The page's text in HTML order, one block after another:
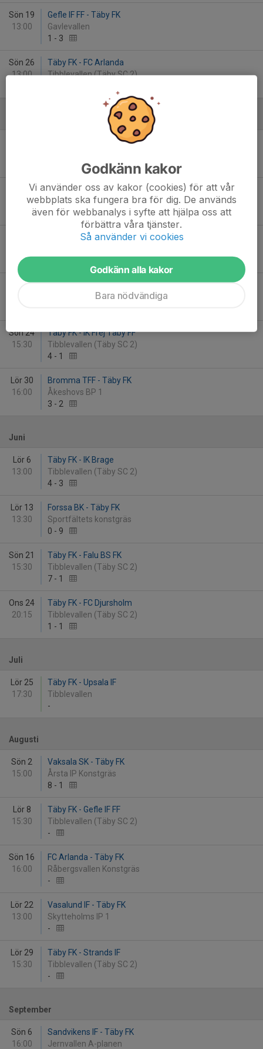
Sön 19
13:00
Gefle IF FF - Täby FK
Gavlevallen
1 - 3
Sön 26
13:00
Täby FK - FC Arlanda
Tibblevallen (Täby SC 2)
Täby FK - Vasalund IF
Sön 10
15:30
Strands IF - Täby FK
Glysis Sparbanken Arena
1 -4
Täby FK - Sandvikens IF
Lör 16
Karlbergs BK - Täby FK
Kristinebergs IP 1
Sön 24
15:30
Täby FK - IK Frej Täby FF
Tibblevallen (Täby SC 2)
4 - 1
Lör 30
16:00
Bromma TFF - Täby FK
Åkeshovs BP 1
3 - 2
Juni
Lör 6
13:00
Täby FK - IK Brage
Tibblevallen (Täby SC 2)
4 - 3
Lör 13
13:30
Forssa BK - Täby FK
Sportfältets konstgräs
0 - 9
Sön 21
15:30
Täby FK - Falu BS FK
Tibblevallen (Täby SC 2)
7 - 1
Ons 24
20:15
Täby FK - FC Djursholm
Tibblevallen (Täby SC 2)
1 - 1
Juli
Lör 25
17:30
Täby FK - Upsala IF
Tibblevallen
-
Augusti
Sön 2
15:00
Vaksala SK - Täby FK
Årsta IP Konstgräs
8 - 1
Lör 8
15:30
Täby FK - Gefle IF FF
Tibblevallen (Täby SC 2)
-
Sön 16
16:00
FC Arlanda - Täby FK
Råbergsvallen Konstgräs
-
Lör 22
13:00
Vasalund IF - Täby FK
Skytteholms IP 1
-
Lör 29
15:30
Täby FK - Strands IF
Tibblevallen (Täby SC 2)
-
September
Sön 6
16:00
Sandvikens IF - Täby FK
Jernvallen A-planen
Godkänn kakor
Vi använder oss av kakor (cookies) för att vår
webbplats ska fungera bra för dig. De används
även för webbanalys i syfte att hjälpa oss att
förbättra våra tjänster.
Så använder vi cookies
Godkänn alla kakor
Bara nödvändiga